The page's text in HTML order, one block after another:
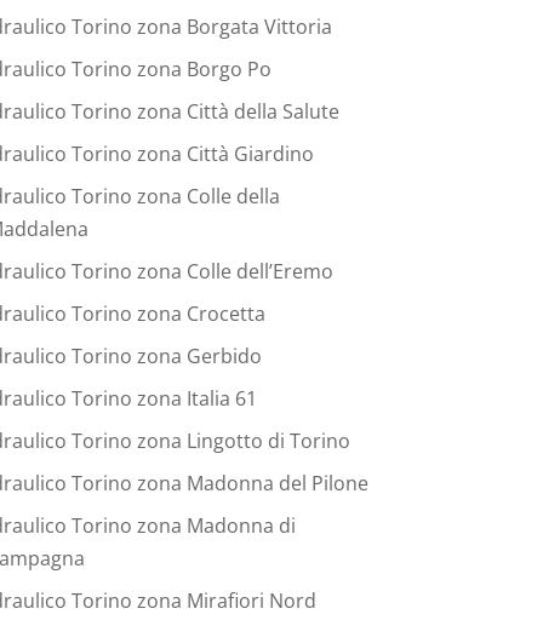
Torino zona Borgata Vittoria
Torino zona Borgo Po
Torino zona Città della Salute
Torino zona Città Giardino
Torino zona Colle della
Torino zona Colle dell’Eremo
Torino zona Crocetta
Torino zona Gerbido
Torino zona Italia 61
Torino zona Lingotto di Torino
Torino zona Madonna del Pilone
Torino zona Madonna di
Torino zona Mirafiori Nord